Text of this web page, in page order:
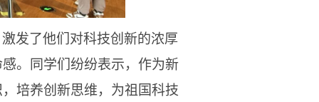
发了他们对科技创新的浓厚
。同学们纷纷表示，作为新
培养创新思维，为祖国科技